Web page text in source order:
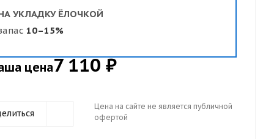
УКЛАДКУ ЁЛОЧКОЙ
10–15%
цена7 110 ₽
Цена на сайте не является публичной
офертой